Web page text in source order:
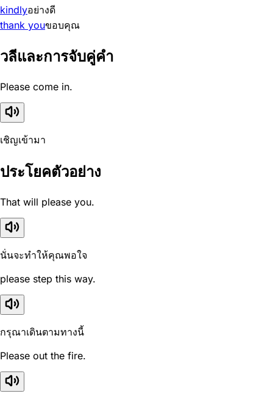
kindlyอย่างดี
thank youขอบคุณ
วลีและการจับคู่คำ
Please come in.
เชิญเข้ามา
ประโยคตัวอย่าง
That will please you.
นั่นจะทำให้คุณพอใจ
please step this way.
กรุณาเดินตามทางนี้
Please out the fire.